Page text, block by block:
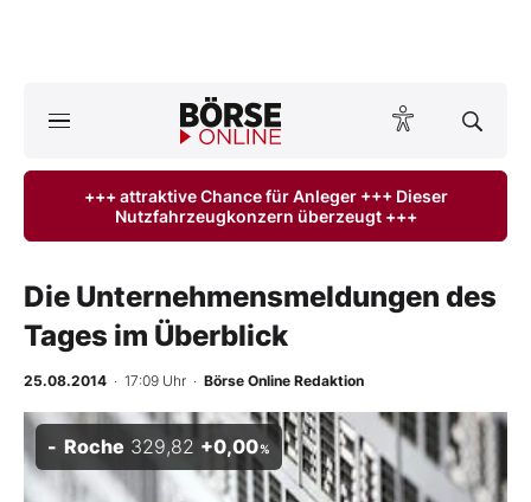
ktuelle Ausgabe BÖRSE ONLINE lesen
Finanz-Check
BO-Musterdepots
+++ attraktive Chance für Anleger +++ Dieser
Nutzfahrzeugkonzern überzeugt +++
Die Unternehmensmeldungen des
Tages im Überblick
25.08.2014 · 17:09 Uhr · Börse Online Redaktion
Roche 329,82 +0,00%